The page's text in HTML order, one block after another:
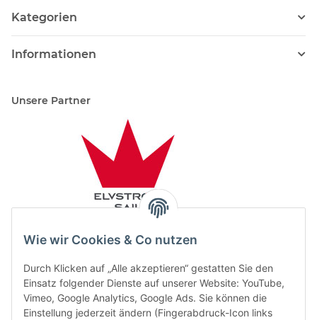
Wie wir Cookies & Co nutzen
Durch Klicken auf „Alle akzeptieren“ gestatten Sie den
Einsatz folgender Dienste auf unserer Website: YouTube,
Vimeo, Google Analytics, Google Ads. Sie können die
Einstellung jederzeit ändern (Fingerabdruck-Icon links
Kategorien
Informationen
Unsere Partner